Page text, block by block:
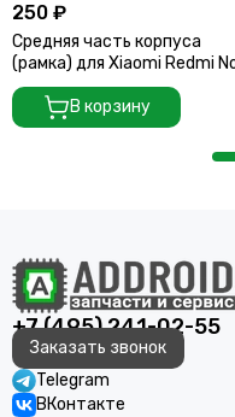
250 ₽
Средняя часть корпуса
(рамка) для Xiaomi Redmi
5 белая
В корзину
+7 (495) 241-02-55
Заказать звонок
Telegram
ВКонтакте